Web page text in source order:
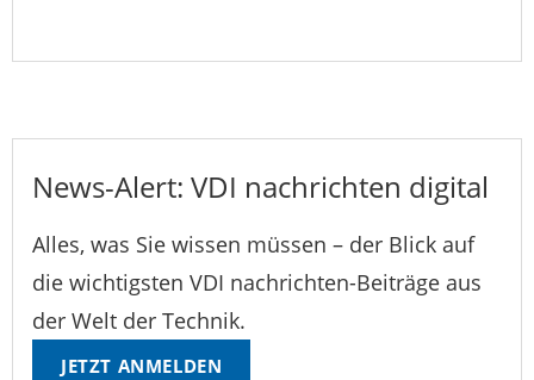
News-Alert: VDI nachrichten digital
Alles, was Sie wissen müssen – der Blick auf
die wichtigsten VDI nachrichten-Beiträge aus
der Welt der Technik.
JETZT ANMELDEN